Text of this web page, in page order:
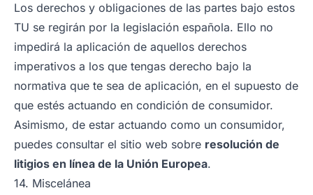
Los derechos y obligaciones de las partes bajo estos
TU se regirán por la legislación española. Ello no
impedirá la aplicación de aquellos derechos
imperativos a los que tengas derecho bajo la
normativa que te sea de aplicación, en el supuesto de
que estés actuando en condición de consumidor.
Asimismo, de estar actuando como un consumidor,
puedes consultar el sitio web sobre resolución de
litigios en línea de la Unión Europea.
14. Miscelánea